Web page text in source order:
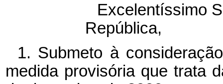
Excelentíssimo
República,
1. Submeto à
medida provisória que trata